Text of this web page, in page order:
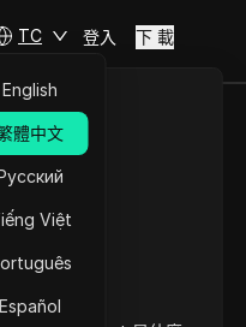
TC
English
體中文
Việt
Español
登入 下 載